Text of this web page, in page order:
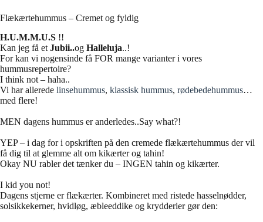
Flækærtehummus – Cremet og fyldig
H.U.M.M.U.S !!
Kan jeg få et Jubii..og Halleluja..!
For kan vi nogensinde få FOR mange varianter i vores
hummusrepertoire?
I think not – haha..
Vi har allerede linsehummus, klassisk hummus, rødebedehummus…
med flere!
MEN dagens hummus er anderledes..Say what?!
YEP – i dag for i opskriften på den cremede flækærtehummus der vil
få dig til at glemme alt om kikærter og tahin!
Okay NU rabler det tænker du – INGEN tahin og kikærter.
I kid you not!
Dagens stjerne er flækærter. Kombineret med ristede hasselnødder,
solsikkekerner, hvidløg, æbleeddike og krydderier gør den: